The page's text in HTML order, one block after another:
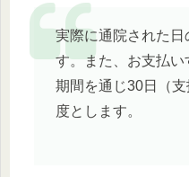
実際に通院された日
す。また、お支払
期間を通じ30日（
度とします。